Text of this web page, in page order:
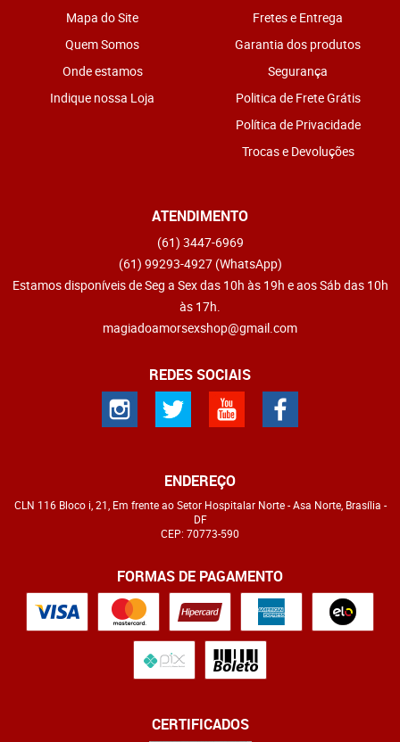
Mapa do Site
Quem Somos
Onde estamos
Indique nossa Loja
Fretes e Entrega
Garantia dos produtos
Segurança
Politica de Frete Grátis
Política de Privacidade
Trocas e Devoluções
ATENDIMENTO
(61) 3447-6969
(61) 99293-4927 (WhatsApp)
Estamos disponíveis de Seg a Sex das 10h às 19h e aos Sáb das 10h
às 17h.
magiadoamorsexshop@gmail.com
REDES SOCIAIS
ENDEREÇO
CLN 116 Bloco i, 21, Em frente ao Setor Hospitalar Norte-Asa Norte, Brasília -
DF
CEP: 70773-590
FORMAS DE PAGAMENTO
CERTIFICADOS